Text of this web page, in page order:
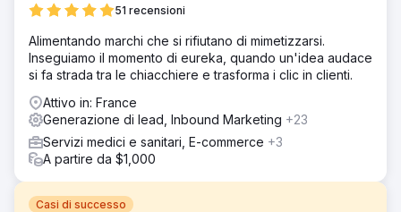
51 recensioni
Alimentando marchi che si rifiutano di mimetizzarsi.
Inseguiamo il momento di eureka, quando un'idea audace
si fa strada tra le chiacchiere e trasforma i clic in clienti.
Attivo in: France
Generazione di lead, Inbound Marketing +23
Servizi medici e sanitari, E-commerce +3
A partire da $1,000
Casi di successo